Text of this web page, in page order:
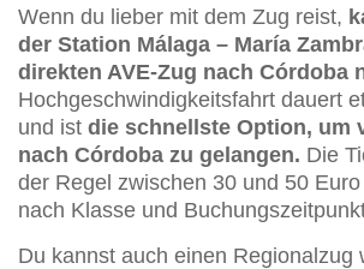
Wenn du lieber mit dem Zug reist,
der Station Málaga – María
direkten AVE-Zug nach Córdoba
Hochgeschwindigkeitsfahrt dauert
und ist die schnellste Option, um
nach Córdoba zu gelangen. Die
der Regel zwischen 30 und 50
nach Klasse und
Du kannst auch einen Regionalzug